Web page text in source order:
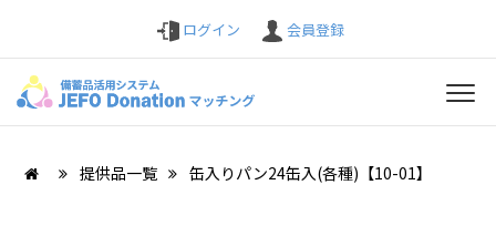
ログイン 会員登録
提供品一覧 缶入りパン24缶入(各種)【10-01】